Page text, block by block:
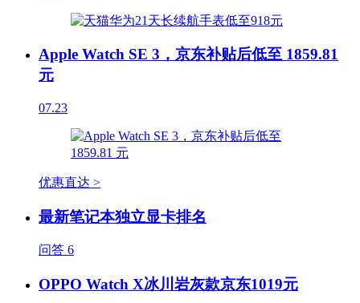
Apple Watch SE 3，京东补贴后低至 1859.81
元
07.23
优惠直达 >
最新笔记本独立显卡排名
问答 6
OPPO Watch X冰川岩灰款京东1019元